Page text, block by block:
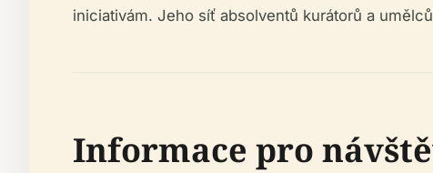
iniciativám. Jeho síť absolventů kurátorů a
Informace pro